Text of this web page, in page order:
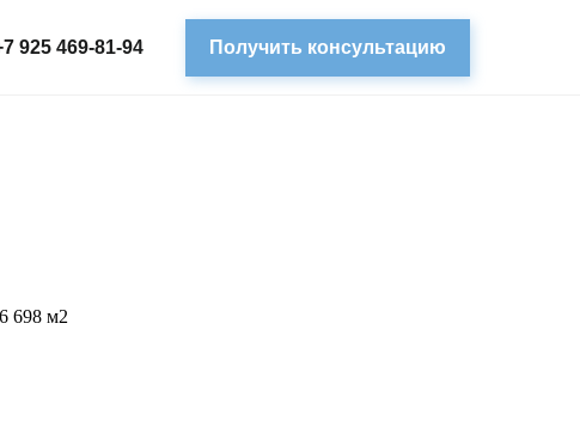
Получить консультацию
925 469-81-94
698 м2